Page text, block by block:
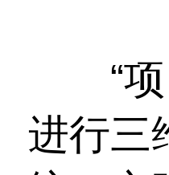
“项
进行三